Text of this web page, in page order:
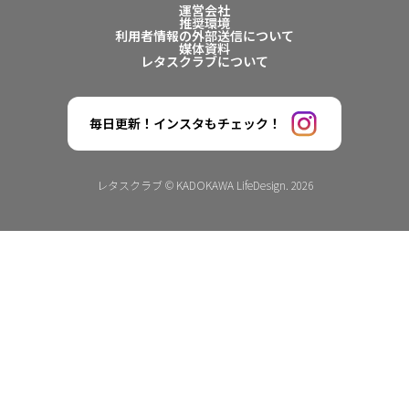
運営会社
推奨環境
利用者情報の外部送信について
媒体資料
レタスクラブについて
毎日更新！インスタもチェック！
レタスクラブ © KADOKAWA LifeDesign. 2026